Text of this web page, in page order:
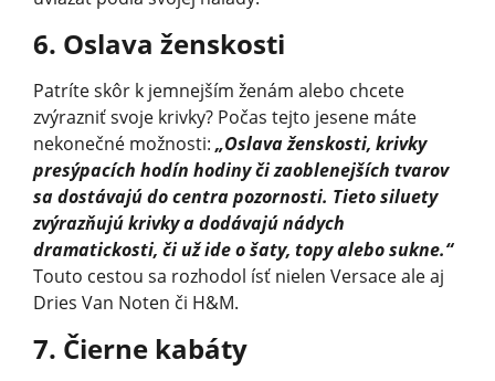
6. Oslava ženskosti
Patríte skôr k jemnejším ženám alebo chcete
zvýrazniť svoje krivky? Počas tejto jesene máte
nekonečné možnosti: „Oslava ženskosti, krivky
presýpacích hodín hodiny či zaoblenejších tvarov
sa dostávajú do centra pozornosti. Tieto siluety
zvýrazňujú krivky a dodávajú nádych
dramatickosti, či už ide o šaty, topy alebo sukne.“
Touto cestou sa rozhodol ísť nielen Versace ale aj
Dries Van Noten či H&M.
7. Čierne kabáty